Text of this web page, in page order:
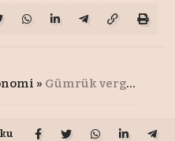
» Gümrük vergisi cezaları yeniden yapılandırma kapsamına alındı